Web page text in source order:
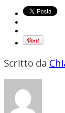
Scritto da